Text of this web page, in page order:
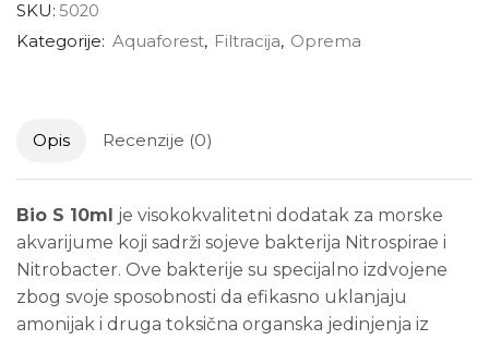
SKU: 5020
Kategorije: Aquaforest, Filtracija, Oprema
Opis Recenzije (0)
Bio S 10ml je visokokvalitetni dodatak za morske
akvarijume koji sadrži sojeve bakterija Nitrospirae i
Nitrobacter. Ove bakterije su specijalno izdvojene
zbog svoje sposobnosti da efikasno uklanjaju
amonijak i druga toksična organska jedinjenja iz